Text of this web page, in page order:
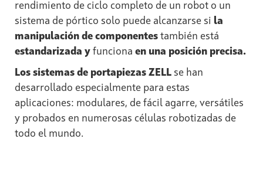
rendimiento de ciclo completo de un robot o un
sistema de pórtico solo puede alcanzarse si la
manipulación de componentes también está
estandarizada y funciona en una posición precisa.
Los sistemas de portapiezas ZELL se han
desarrollado especialmente para estas
aplicaciones: modulares, de fácil agarre, versátiles
y probados en numerosas células robotizadas de
todo el mundo.